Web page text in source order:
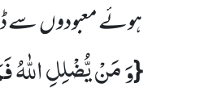
ہوئے معبودوںسے
{وَ مَنْ یُّضْلِلِ اللّٰهُ